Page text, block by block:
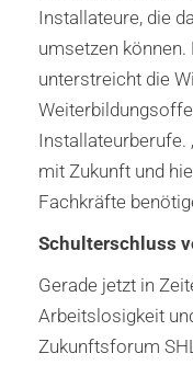
Installateure, die
umsetzen
unterstreicht die
Installateurberufe.
mit Zukunft und
Fachkräfte
Schulterschluss
Gerade jetzt in
Arbeitslosigkeit
Zukunftsforum